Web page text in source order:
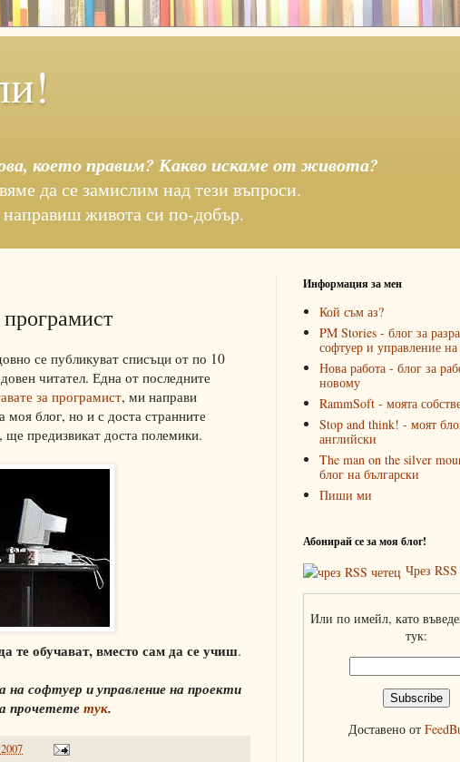
което правим? Какво искаме от живота?
да се замислим над тези въпроси.
живота си по-добър.
програмист
се публикуват списъци от по 10
читател. Една от последните
за програмист, ми направи
моя блог, но и с доста странните
предизвикат доста полемики.
те обучават, вместо сам да се учиш.
софтуер и управление на проекти
прочетететук.
Информация за мен
Кой съм аз?
PM Stories - блог за
софтуер и управление
Нова работа - блог за
новому
RammSoft - моята
Stop and think! - моят
английски
The man on the silver
блог на български
Пиши ми
Абонирай се за моя блог!
Чрез RSS
Или по имейл, като
тук:
Доставено от